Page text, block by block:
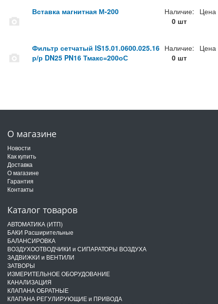
Вставка магнитная М-200
Наличие:
0 шт
Цена
Фильтр сетчатый IS15.01.0600.025.16
р/р DN25 PN16 Тмакс=200оС
Наличие:
0 шт
Цена
О магазине
Новости
Как купить
Доставка
О магазине
Гарантия
Контакты
Каталог товаров
АВТОМАТИКА (ИТП)
БАКИ Расширительные
БАЛАНСИРОВКА
ВОЗДУХООТВОДЧИКИ и СИПАРАТОРЫ ВОЗДУХА
ЗАДВИЖКИ и ВЕНТИЛИ
ЗАТВОРЫ
ИЗМЕРИТЕЛЬНОЕ ОБОРУДОВАНИЕ
КАНАЛИЗАЦИЯ
КЛАПАНА ОБРАТНЫЕ
КЛАПАНА РЕГУЛИРУЮЩИЕ и ПРИВОДА